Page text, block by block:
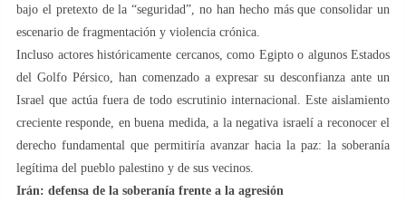
bajo el pretexto de la “seguridad”, no han hecho más que consolidar un
escenario de fragmentación y violencia crónica.
Incluso actores históricamente cercanos, como Egipto o algunos Estados
del Golfo Pérsico, han comenzado a expresar su desconfianza ante un
Israel que actúa fuera de todo escrutinio internacional. Este aislamiento
creciente responde, en buena medida, a la negativa israelí a reconocer el
derecho fundamental que permitiría avanzar hacia la paz: la soberanía
legítima del pueblo palestino y de sus vecinos.
Irán: defensa de la soberanía frente a la agresión